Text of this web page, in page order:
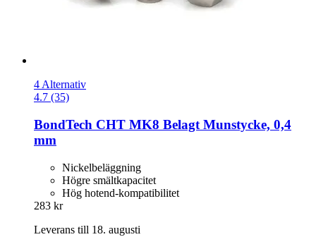
4 Alternativ
4.7 (35)
BondTech CHT MK8 Belagt Munstycke, 0,4
mm
Nickelbeläggning
Högre smältkapacitet
Hög hotend-kompatibilitet
283 kr
Leverans till 18. augusti